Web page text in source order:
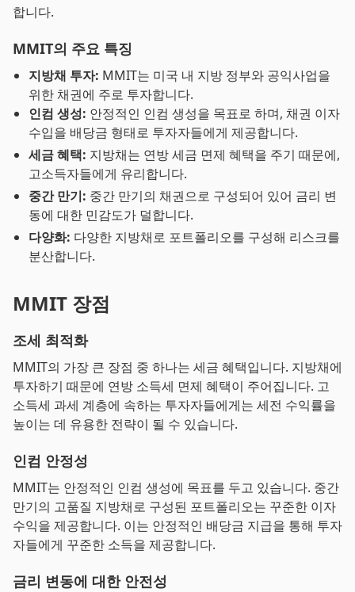
합니다.
MMIT의 주요 특징
지방채 투자: MMIT는 미국 내 지방 정부와 공익사업을
위한 채권에 주로 투자합니다.
인컴 생성: 안정적인 인컴 생성을 목표로 하며, 채권 이자
수입을 배당금 형태로 투자자들에게 제공합니다.
세금 혜택: 지방채는 연방 세금 면제 혜택을 주기 때문에,
고소득자들에게 유리합니다.
중간 만기: 중간 만기의 채권으로 구성되어 있어 금리 변
동에 대한 민감도가 덜합니다.
다양화: 다양한 지방채로 포트폴리오를 구성해 리스크를
분산합니다.
MMIT 장점
조세 최적화
MMIT의 가장 큰 장점 중 하나는 세금 혜택입니다. 지방채에
투자하기 때문에 연방 소득세 면제 혜택이 주어집니다. 고
소득세 과세 계층에 속하는 투자자들에게는 세전 수익률을
높이는 데 유용한 전략이 될 수 있습니다.
인컴 안정성
MMIT는 안정적인 인컴 생성에 목표를 두고 있습니다. 중간
만기의 고품질 지방채로 구성된 포트폴리오는 꾸준한 이자
수익을 제공합니다. 이는 안정적인 배당금 지급을 통해 투자
자들에게 꾸준한 소득을 제공합니다.
금리 변동에 대한 안전성